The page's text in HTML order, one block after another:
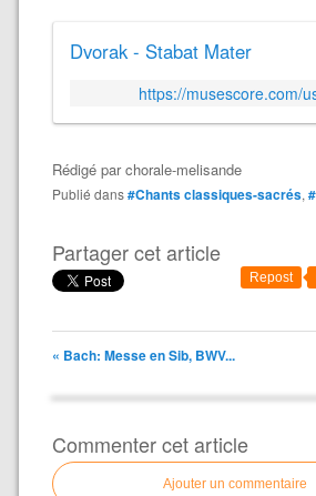
Dvorak - Stabat Mater
https://musescore.com/
Rédigé parchorale-melisande
Publié dans#Chants classiques-sacrés,
Partager cet article
Repost
« Bach: Messe en Sib, BWV...
Commenter cet article
Ajouter un commentaire